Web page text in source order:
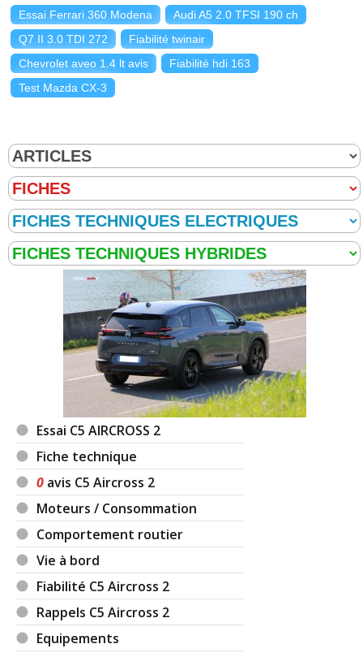
Essai Ferrari 360 Modena
Audi A5 2.0 TFSI 190 ch
Q7 II 3.0 TDI 272
Fiabilité twinair
Chevrolet aveo 1.4 lt avis
Fiabilité hdi 163
Test Mazda CX-3
Essai C5 AIRCROSS 2
Fiche technique
0 avis C5 Aircross 2
Moteurs / Consommation
Comportement routier
Vie à bord
Fiabilité C5 Aircross 2
Rappels C5 Aircross 2
Equipements